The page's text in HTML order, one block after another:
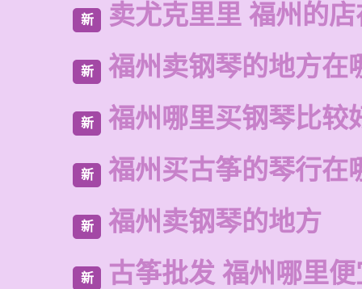
新 卖尤克里里 福州的
新 福州卖钢琴的地方在
新 福州哪里买钢琴比较
新 福州买古筝的琴行在
新 福州卖钢琴的地方
新 古筝批发 福州哪里